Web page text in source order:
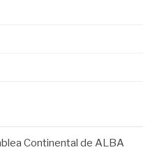
Continental de ALBA